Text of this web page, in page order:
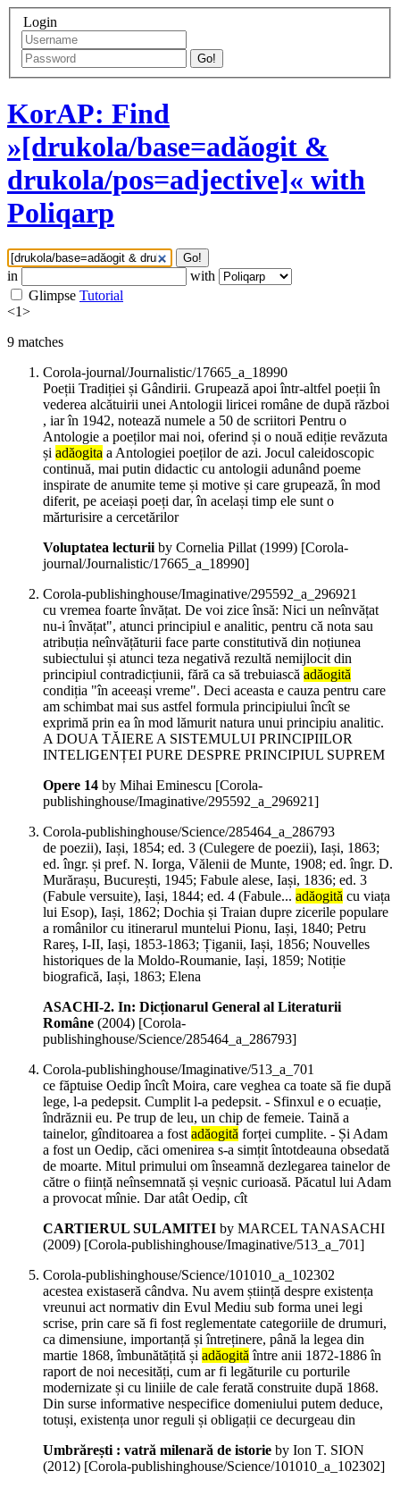
Login
Go!
KorAP: Find
»[drukola/base=adăogit &
drukola/pos=adjective]« with
Poliqarp
Go!
in
with
Glimpse Tutorial
<1>
9 matches
Corola-journal/Journalistic/17665_a_18990
Poeții Tradiției și Gândirii. Grupează apoi într-altfel poeții în
vederea alcătuirii unei Antologii liricei române de după război
, iar în 1942, notează numele a 50 de scriitori Pentru o
Antologie a poeților mai noi, oferind și o nouă ediție revăzuta
și adăogita a Antologiei poeților de azi. Jocul caleidoscopic
continuă, mai putin didactic cu antologii adunând poeme
inspirate de anumite teme și motive și care grupează, în mod
diferit, pe aceiași poeți dar, în același timp ele sunt o
mărturisire a cercetărilor
Voluptatea lecturiiby Cornelia Pillat (1999) [Corola-
journal/Journalistic/17665_a_18990]
Corola-publishinghouse/Imaginative/295592_a_296921
cu vremea foarte învățat. De voi zice însă: Nici un neînvățat
nu-i învățat", atunci principiul e analitic, pentru că nota sau
atribuția neînvățăturii face parte constitutivă din noțiunea
subiectului și atunci teza negativă rezultă nemijlocit din
principiul contradicțiunii, fără ca să trebuiască adăogită
condiția "în aceeași vreme". Deci aceasta e cauza pentru care
am schimbat mai sus astfel formula principiului încît se
exprimă prin ea în mod lămurit natura unui principiu analitic.
A DOUA TĂIERE A SISTEMULUI PRINCIPIILOR
INTELIGENȚEI PURE DESPRE PRINCIPIUL SUPREM
Opere 14 by Mihai Eminescu [Corola-
publishinghouse/Imaginative/295592_a_296921]
Corola-publishinghouse/Science/285464_a_286793
de poezii), Iași, 1854; ed. 3 (Culegere de poezii), Iași, 1863;
ed. îngr. și pref. N. Iorga, Vălenii de Munte, 1908; ed. îngr. D.
Murărașu, București, 1945; Fabule alese, Iași, 1836; ed. 3
(Fabule versuite), Iași, 1844; ed. 4 (Fabule... adăogită cu viața
lui Esop), Iași, 1862; Dochia și Traian dupre zicerile populare
a românilor cu itinerarul muntelui Pionu, Iași, 1840; Petru
Rareș, I-II, Iași, 1853-1863; Țiganii, Iași, 1856; Nouvelles
historiques de la Moldo-Roumanie, Iași, 1859; Notiție
biografică, Iași, 1863; Elena
ASACHI-2. In: Dicționarul General al Literaturii
Române (2004) [Corola-
publishinghouse/Science/285464_a_286793]
Corola-publishinghouse/Imaginative/513_a_701
ce făptuise Oedip încît Moira, care veghea ca toate să fie după
lege, l-a pedepsit. Cumplit l-a pedepsit. - Sfinxul e o ecuație,
îndrăznii eu. Pe trup de leu, un chip de femeie. Taină a
tainelor, gînditoarea a fostadăogită forței cumplite. - Și Adam
a fost un Oedip, căci omenirea s-a simțit întotdeauna obsedată
de moarte. Mitul primului om înseamnă dezlegarea tainelor de
către o ființă neînsemnată și veșnic curioasă. Păcatul lui Adam
a provocat mînie. Dar atât Oedip, cît
CARTIERUL SULAMITEI by MARCEL TANASACHI
(2009) [Corola-publishinghouse/Imaginative/513_a_701]
Corola-publishinghouse/Science/101010_a_102302
acestea existaseră cândva. Nu avem știință despre existența
vreunui act normativ din Evul Mediu sub forma unei legi
scrise, prin care să fi fost reglementate categoriile de drumuri,
ca dimensiune, importanță și întreținere, până la legea din
martie 1868, îmbunătățită și adăogităîntre anii 1872-1886 în
raport de noi necesități, cum ar fi legăturile cu porturile
modernizate și cu liniile de cale ferată construite după 1868.
Din surse informative nespecifice domeniului putem deduce,
totuși, existența unor reguli și obligații ce decurgeau din
Umbrărești : vatră milenară de istorie by Ion T. SION
(2012) [Corola-publishinghouse/Science/101010_a_102302]